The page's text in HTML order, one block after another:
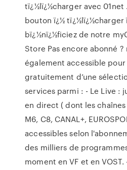
tï¿½lï¿½charger avec 01net
bouton ï¿½ tï¿½lï¿½charger
bï¿½nï¿½ficiez de notre
Store Pas encore abonné ?
également accessible
gratuitement d’une
services parmi : - Le Live :
en direct ( dont les chaînes
M6, C8, CANAL+,
accessibles selon
des milliers de
moment en VF et en